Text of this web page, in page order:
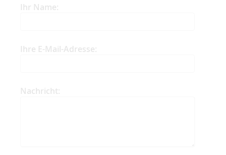
Ihr Name:
Ihre E-Mail-Adresse:
Nachricht: